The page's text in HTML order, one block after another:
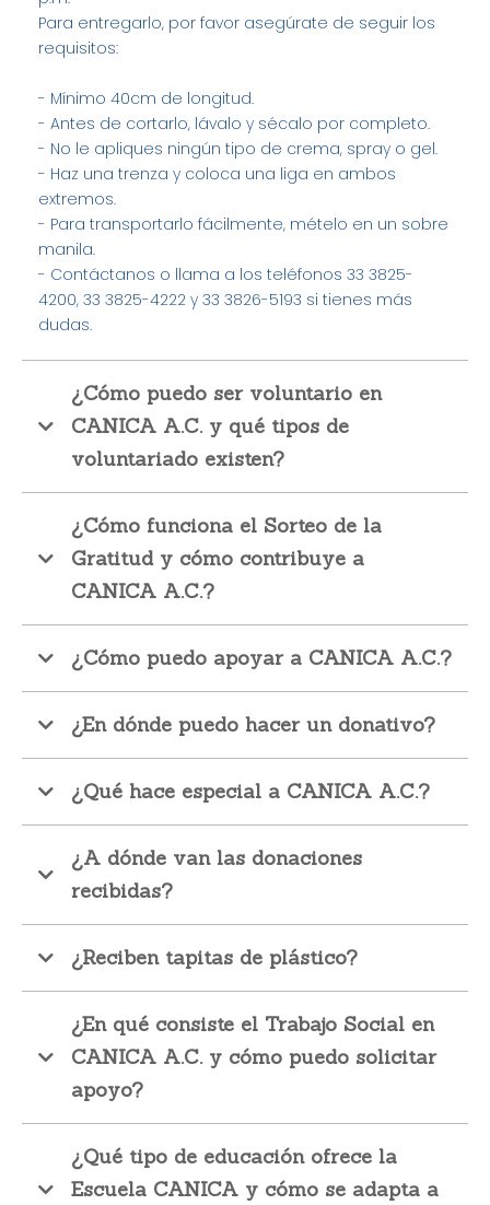
Para entregarlo, por favor asegúrate de seguir los
requisitos:
- Mínimo 40cm de longitud.
- Antes de cortarlo, lávalo y sécalo por completo.
- No le apliques ningún tipo de crema, spray o gel.
- Haz una trenza y coloca una liga en ambos
extremos.
- Para transportarlo fácilmente, mételo en un sobre
manila.
- Contáctanos o llama a los teléfonos 33 3825-
4200, 33 3825-4222 y 33 3826-5193 si tienes más
dudas.
¿Cómo puedo ser voluntario en
CANICA A.C. y qué tipos de
voluntariado existen?
¿Cómo funciona el Sorteo de la
Gratitud y cómo contribuye a
CANICA A.C.?
¿Cómo puedo apoyar a CANICA A.C.?
¿En dónde puedo hacer un donativo?
¿Qué hace especial a CANICA A.C.?
Facebook Instagram
YouTube
Twitter
¿A dónde van las donaciones
recibidas?
¿Reciben tapitas de plástico?
¿En qué consiste el Trabajo Social en
CANICA A.C. y cómo puedo solicitar
apoyo?
¿Qué tipo de educación ofrece la
Escuela CANICA y cómo se adapta a